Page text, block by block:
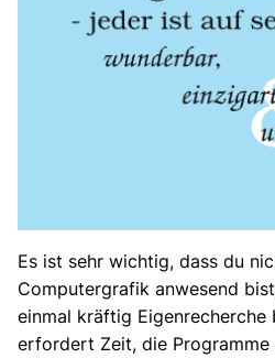
Es ist sehr wichtig, dass du
Computergrafik anwesend
einmal kräftig Eigenrecherche
erfordert Zeit, die Programme